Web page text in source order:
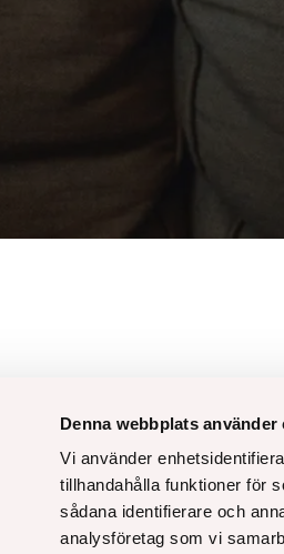
Denna webbplats använder
Vi använder
tillhandahålla funktioner för
sådana identifierare och
analysföretag som vi
Växel:
08 - 505 580
Dina